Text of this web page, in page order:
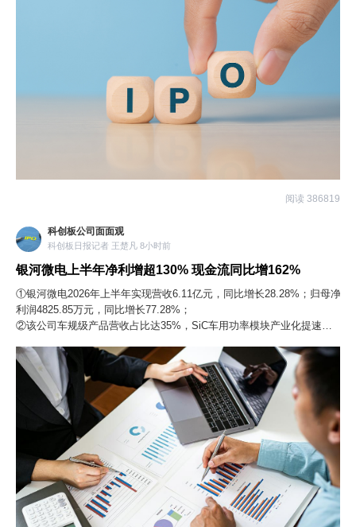
阅读 386819
科创板公司面面观
科创板日报记者 王楚凡 8小时前
银河微电上半年净利增超130% 现金流同比增162%
①银河微电2026年上半年实现营收6.11亿元，同比增长28.28%；归母净
利润4825.85万元，同比增长77.28%；
②该公司车规级产品营收占比达35%，SiC车用功率模块产业化提速，